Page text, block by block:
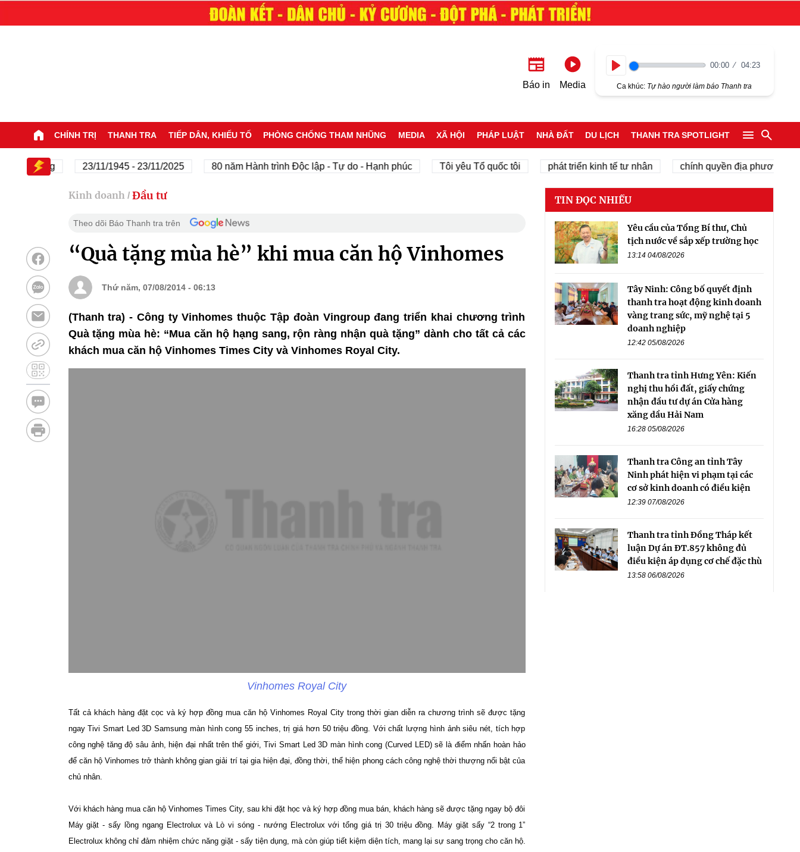
Báo in Media
00:00 04:23
Ca khúc: Tự hào người làm báo Thanh tra
CHÍNH TRỊ THANH TRA TIẾP DÂN, KHIẾU TỐ PHÒNG CHỐNG THAM NHŨNG MEDIA XÃ HỘI PHÁP LUẬT NHÀ ĐẤT DU LỊCH THANH TRA SPOTLIGHT
23/11/1945 - 23/11/2025 80 năm Hành trình Độc lập - Tự do - Hạnh phúc Tôi yêu Tổ quốc tôi phát triển kinh tế tư nhân chính quyền địa phương 2 cấp
Kinh doanh / Đầu tư
Theo dõi Báo Thanh tra trên
“Quà tặng mùa hè” khi mua căn hộ Vinhomes
Thứ năm, 07/08/2014 - 06:13
(Thanh tra) - Công ty Vinhomes thuộc Tập đoàn Vingroup đang triển khai chương trình
Quà tặng mùa hè: “Mua căn hộ hạng sang, rộn ràng nhận quà tặng” dành cho tất cả các
khách mua căn hộ Vinhomes Times City và Vinhomes Royal City.
Vinhomes Royal City
Tất cả khách hàng đặt cọc và ký hợp đồng mua căn hộ Vinhomes Royal City trong thời gian diễn ra chương trình sẽ được tặng
ngay Tivi Smart Led 3D Samsung màn hình cong 55 inches, trị giá hơn 50 triệu đồng. Với chất lượng hình ảnh siêu nét, tích hợp
công nghệ tăng độ sâu ảnh, hiện đại nhất trên thế giới, Tivi Smart Led 3D màn hình cong (Curved LED) sẽ là điểm nhấn hoàn hảo
để căn hộ Vinhomes trở thành không gian giải trí tại gia hiện đại, đồng thời, thể hiện phong cách công nghệ thời thượng nổi bật của
chủ nhân.
Với khách hàng mua căn hộ Vinhomes Times City, sau khi đặt học và ký hợp đồng mua bán, khách hàng sẽ được tặng ngay bộ đôi
Máy giặt - sấy lồng ngang Electrolux và Lò vi sóng - nướng Electrolux với tổng giá trị 30 triệu đồng. Máy giặt sấy “2 trong 1”
Electrolux không chỉ đảm nhiệm chức năng giặt - sấy tiện dụng, mà còn giúp tiết kiệm diện tích, mang lại sự sang trọng cho căn hộ.
TIN ĐỌC NHIỀU
Yêu cầu của Tổng Bí thư, Chủ
tịch nước về sắp xếp trường học
13:14 04/08/2026
Tây Ninh: Công bố quyết định
thanh tra hoạt động kinh doanh
vàng trang sức, mỹ nghệ tại 5
doanh nghiệp
12:42 05/08/2026
Thanh tra tỉnh Hưng Yên: Kiến
nghị thu hồi đất, giấy chứng
nhận đầu tư dự án Cửa hàng
xăng dầu Hải Nam
16:28 05/08/2026
Thanh tra Công an tỉnh Tây
Ninh phát hiện vi phạm tại các
cơ sở kinh doanh có điều kiện
12:39 07/08/2026
Thanh tra tỉnh Đồng Tháp kết
luận Dự án ĐT.857 không đủ
điều kiện áp dụng cơ chế đặc thù
13:58 06/08/2026